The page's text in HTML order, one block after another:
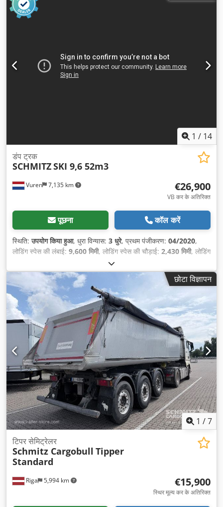
1 / 14
Vuren 7,135 km
डंप ट्रक
SCHMITZSKI 9,6 52m3
€26,900
VB कर के अतिरिक्त
पूछना कॉल करें
स्थिति:उपयोग किया हुआ, धुरा विन्यास: 3 धुरे, प्रथम पंजीकरण: 04/2020,
लोडिंग स्पेस की लंबाई: 9,600 मिमी, लोडिंग स्पेस की चौड़ाई: 2,430 मिमी, लोडिंग
, कुल लंबाई:
मिमी, कुल ऊँचाई:3,800 मिमी, सस्पेंशन:हवा, टायर का आकार:
385/65R22,5
, रंग: अन्य, निर्माण वर्ष: एबीएस छोटा विज्ञापन
1 /7
Riga 5,994 km
टिपर सेमिट्रेलर
Schmitz Cargobull Tipper
Standard
€15,900
स्थिर मूल्य कर के अतिरिक्त